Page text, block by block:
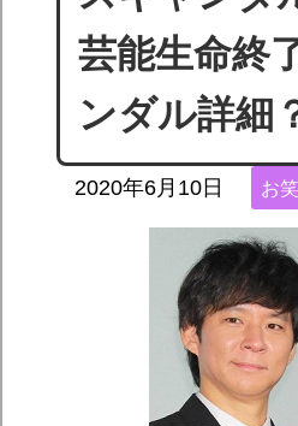
芸能生命終
ンダル詳細
2020年6月10日 お